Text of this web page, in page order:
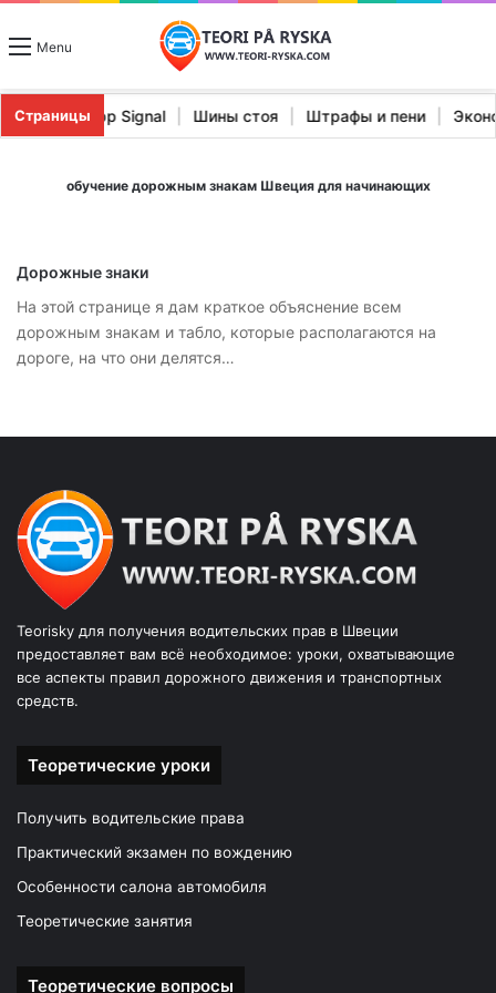
Menu
СтраницыStopp Signal | Шины стоя | Штрафы и пени |
обучение дорожным знакам Швеция для начинающих
Дорожные знаки
На этой странице я дам краткое объяснение всем
дорожным знакам и табло, которые располагаются на
дороге, на что они делятся…
Teorisky для получения водительских прав в Швеции
предоставляет вам всё необходимое: уроки, охватывающие
все аспекты правил дорожного движения и транспортных
средств.
Теоретические уроки
Получить водительские права
Практический экзамен по вождению
Особенности салона автомобиля
Теоретические занятия
Теоретические вопросы